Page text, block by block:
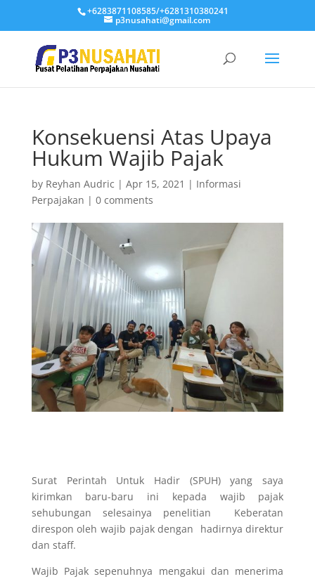
+6283871108585/+6281310380241
p3nusahati@gmail.com
Konsekuensi Atas Upaya
Hukum Wajib Pajak
by Reyhan Audric | Apr 15, 2021 | Informasi
Perpajakan | 0 comments
Surat Perintah Untuk Hadir (SPUH) yang saya
kirimkan baru-baru ini kepada wajib pajak
sehubungan selesainya penelitian Keberatan
direspon oleh wajib pajak dengan hadirnya direktur
dan staff.
Wajib Pajak sepenuhnya mengakui dan menerima